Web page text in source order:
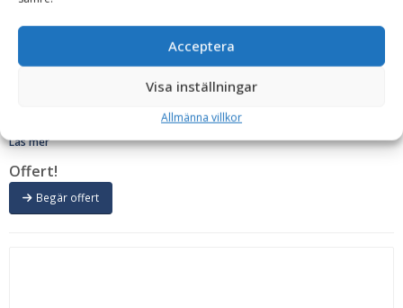
Acceptera
Visa inställningar
Allmänna villkor
2500 mm, med uppsamlare, sidoborste & bevattning
Arbetsbredd:
Mekanisk/Hydraulisk: Hydraulisk
Rek. Maskinvikt:12-30 tonRek. min. oljeflöde:55-120 l/minTillval:
Roterande sidoborste vänster, Högtrycksbevattning, Högtryckstvätt med 15
Läs mer
Offert!
Begär offert